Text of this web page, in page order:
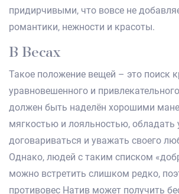
придирчивыми, что вовсе не
романтики, нежности и красоты.
В Весах
Такое положение вещей – это поиск
уравновешенного и
должен быть наделён хорошими
мягкостью и лояльностью, обладать
договариваться и уважать своего
Однако, людей с таким списком
можно встретить слишком редко,
противовес Натив может получить